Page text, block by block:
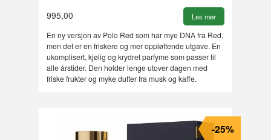
995,00 Les mer
En ny versjon av Polo Red som har mye DNA fra Red,
men det er en friskere og mer oppløftende utgave. En
ukomplisert, kjølig og krydret parfyme som passer til
alle årstider. Den holder lenge utover dagen med
friske frukter og myke dufter fra musk og kaffe.
-25%